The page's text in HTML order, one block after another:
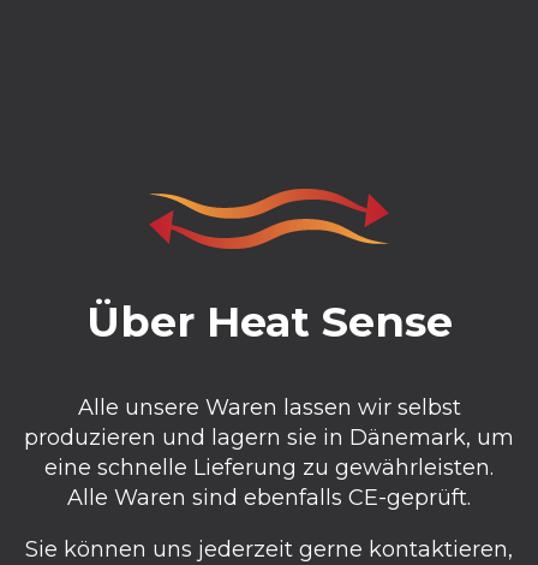
Über Heat Sense
Alle unsere Waren lassen wir selbst
produzieren und lagern sie in Dänemark, um
eine schnelle Lieferung zu gewährleisten.
Alle Waren sind ebenfalls CE-geprüft.
Sie können uns jederzeit gerne kontaktieren,